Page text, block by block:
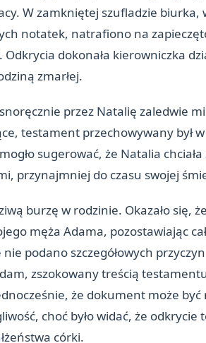
W zamkniętej szufladzie biurka,
notatek, natrafiono na
dokonała kierowniczka
zmarłej.
przez Natalię zaledwie
testament przechowywany był
sugerować, że Natalia
przynajmniej do czasu swojej
burzę w rodzinie. Okazało się,
męża Adama, pozostawiając
podano szczegółowych
zszokowany treścią
że dokument może
choć było widać, że odkrycie
córki.